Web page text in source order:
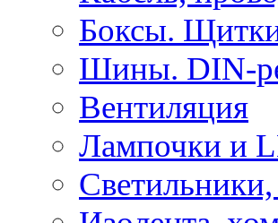
Боксы.
Шины. DIN-
Вентиляция
Лампочки и